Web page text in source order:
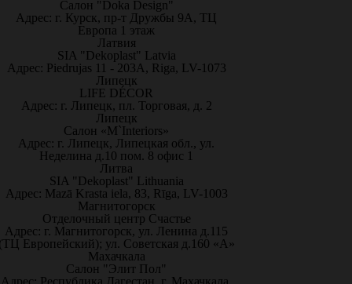
Салон "Doka Design"
Адрес: г. Курск, пр-т Дружбы 9А, ТЦ
Европа 1 этаж
Латвия
SIA "Dekoplast" Latvia
Адрес: Piedrujas 11 - 203A, Riga, LV-1073
Липецк
LIFE DÉCOR
Адрес: г. Липецк, пл. Торговая, д. 2
Липецк
Салон «M`Interiors»
Адрес: г. Липецк, Липецкая обл., ул.
Неделина д.10 пом. 8 офис 1
Литва
SIA "Dekoplast" Lithuania
Адрес: Mazā Krasta iela, 83, Rīga, LV-1003
Магнитогорск
Отделочный центр Счастье
Адрес: г. Магнитогорск, ул. Ленина д.115
Европейский); ул. Советская д.160 «А»
Махачкала
Салон "Элит Пол"
Адрес: Республика Дагестан, г. Махачкала,